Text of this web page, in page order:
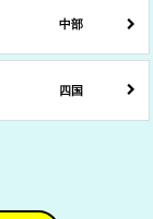
中部
四国